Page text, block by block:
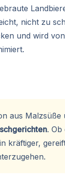
nicht zu
und wird
aus Malzsüße
. Ob
kräftiger,